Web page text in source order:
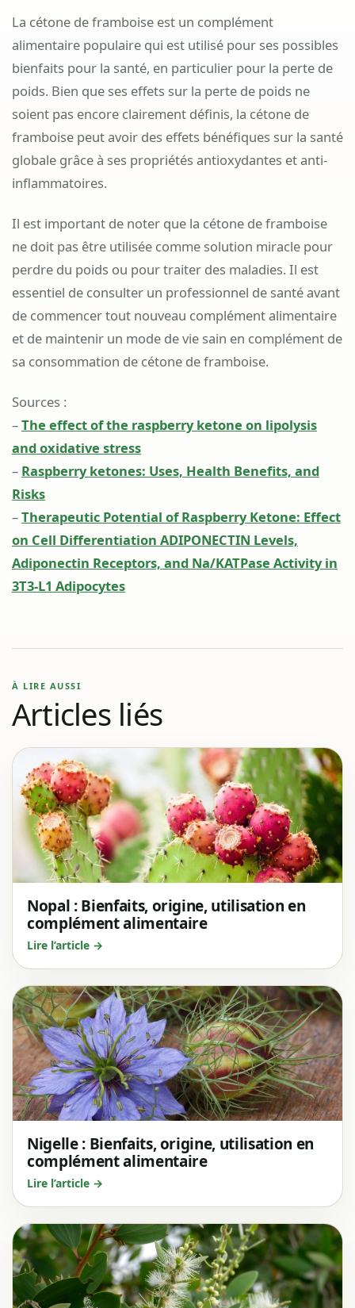
La cétone de framboise est un complément
alimentaire populaire qui est utilisé pour ses possibles
bienfaits pour la santé, en particulier pour la perte de
poids. Bien que ses effets sur la perte de poids ne
soient pas encore clairement définis, la cétone de
framboise peut avoir des effets bénéfiques sur la santé
globale grâce à ses propriétés antioxydantes et anti-
inflammatoires.
Il est important de noter que la cétone de framboise
ne doit pas être utilisée comme solution miracle pour
perdre du poids ou pour traiter des maladies. Il est
essentiel de consulter un professionnel de santé avant
de commencer tout nouveau complément alimentaire
et de maintenir un mode de vie sain en complément de
sa consommation de cétone de framboise.
Sources :
–The effect of the raspberry ketone on lipolysis
and oxidative stress
– Raspberry ketones: Uses, Health Benefits, and
Risks
–Therapeutic Potential of Raspberry Ketone: Effect
on Cell Differentiation ADIPONECTIN Levels,
Adiponectin Receptors, and Na/KATPase Activity in
3T3-L1 Adipocytes
À LIRE AUSSI
Articles liés
Nopal : Bienfaits, origine, utilisation en
complément alimentaire
Lire l’article →
Nigelle : Bienfaits, origine, utilisation en
complément alimentaire
Lire l’article →